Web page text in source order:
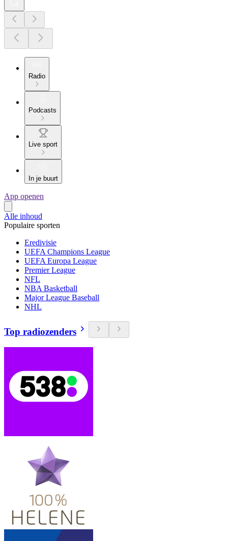
Radio
Podcasts
Live sport
In je buurt
App openen
Alle inhoud
Populaire sporten
Eredivisie
UEFA Champions League
UEFA Europa League
Premier League
NFL
NBA Basketball
Major League Baseball
NHL
Top radiozenders